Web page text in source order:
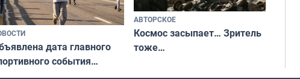
дата главного
события
как зарождался
АВТОРСКОЕ
Космос засыпает… Зритель
тоже…